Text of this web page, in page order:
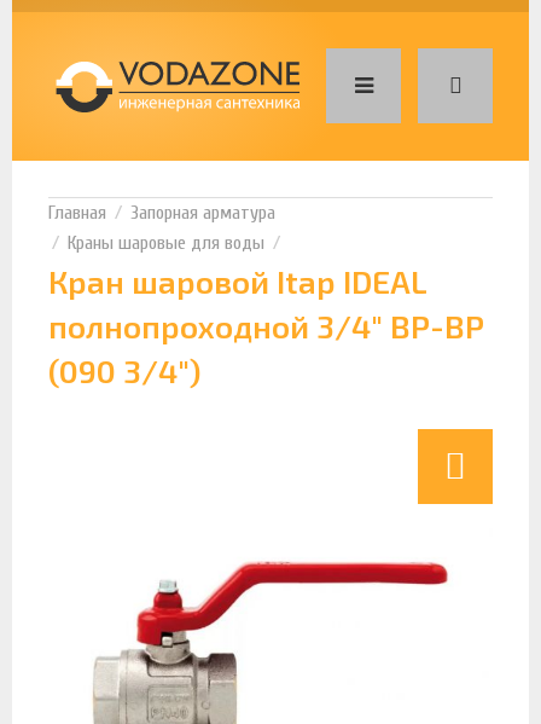
Запорная арматура
Краны шаровые для воды
Кран шаровой Itap IDEAL
полнопроходной 3/4" ВР-ВР
(090 3/4")